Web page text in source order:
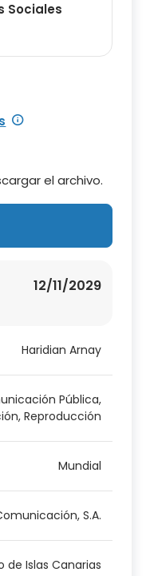
Sociales
el archivo.
12/11/2029
Haridian Arnay
Pública,
Reproducción
Mundial
S.A.
de Islas Canarias